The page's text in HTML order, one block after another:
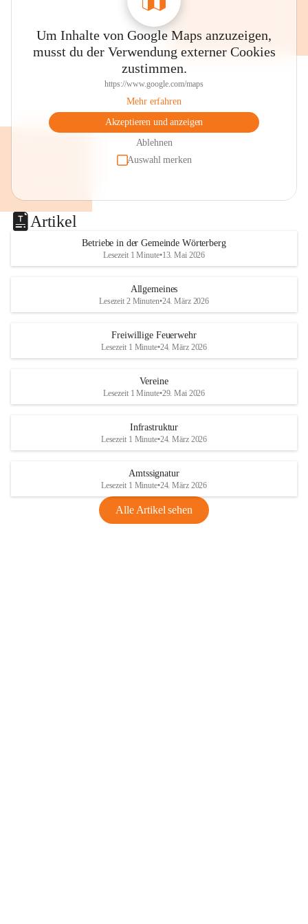
Um Inhalte von Google Maps anzuzeigen,
musst du der Verwendung externer Cookies
zustimmen.
https://www.google.com/maps
Mehr erfahren
Akzeptieren und anzeigen
Ablehnen
Auswahl merken
Artikel
Betriebe in der Gemeinde Wörterberg
Lesezeit 1 Minute•13. Mai 2026
Allgemeines
Lesezeit 2 Minuten•24. März 2026
Freiwillige Feuerwehr
Lesezeit 1 Minute•24. März 2026
Vereine
Lesezeit 1 Minute•29. Mai 2026
Infrastruktur
Lesezeit 1 Minute•24. März 2026
Amtssignatur
Lesezeit 1 Minute•24. März 2026
Alle Artikel sehen